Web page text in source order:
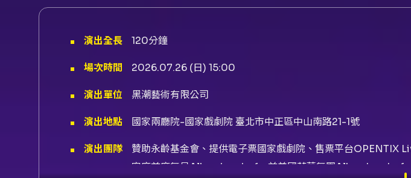
演出全長 120分鐘
場次時間 2026.07.26 (日) 15:00
演出單位 黑潮藝術有限公司
演出地點 國家兩廳院-國家戲劇院 臺北市中正區中山南路21-1號
演出團隊
贊助永齡基金會、提供電子票國家戲劇院、售票平台
客席首席舞星Alban Lendorf、前美國芭蕾舞團Alban Lendorf